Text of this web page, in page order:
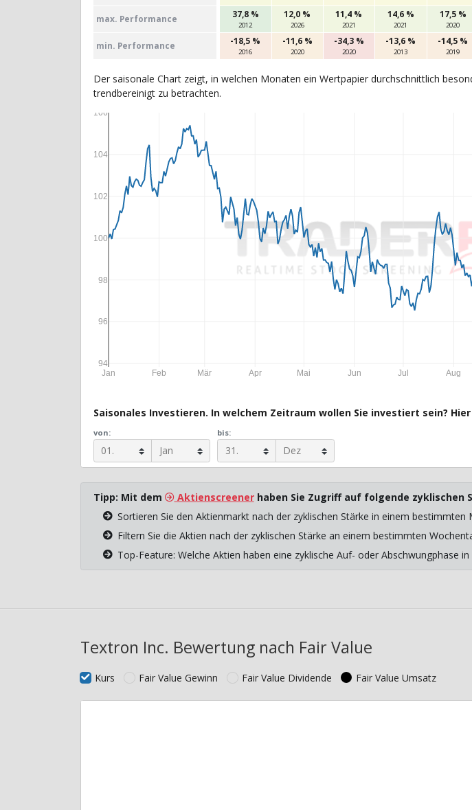
max. Per­for­mance 37,8 %
2012
12,0 %
2026
11,4 %
2021
14,6 %
2021
17,5 %
2020
min. Per­for­mance -18,5 %
2016
-11,6 %
2020
-34,3 %
2020
-13,6 %
2013
-14,5 %
2019
Der saisonale Chart zeigt, in welchen Monaten ein Wertpapier durchschnittlich
trendbereinigt zu betrachten.
Jan Feb Mär Apr Mai Jun Jul Aug
94
96
98
100
102
104
106
Saisonales Investieren. In welchem Zeitraum wollen Sie investiert sein?
von: bis:
Tipp: Mit dem Aktienscreenerhaben Sie Zugriff auf folgende zyklischen
Sortieren Sie den Aktienmarkt nach der zyklischen Stärke in einem
Filtern Sie die Aktien nach der zyklischen Stärke an einem bestimmten
Top-Feature: Welche Aktien haben eine zyklische Auf- oder Abschwungphase
Textron Inc. Bewertung nach Fair Value
Kurs Fair Value Gewinn Fair Value Dividende Fair Value Umsatz